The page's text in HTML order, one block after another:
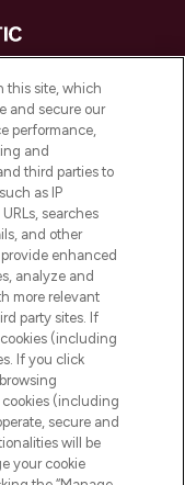
online
met de
en
gratis
this site, which
and secure our
performance,
and
third parties to
as IP
searches
and other
enhanced
analyze and
more relevant
party sites. If
(including
If you click
(including
secure and
will be
your cookie